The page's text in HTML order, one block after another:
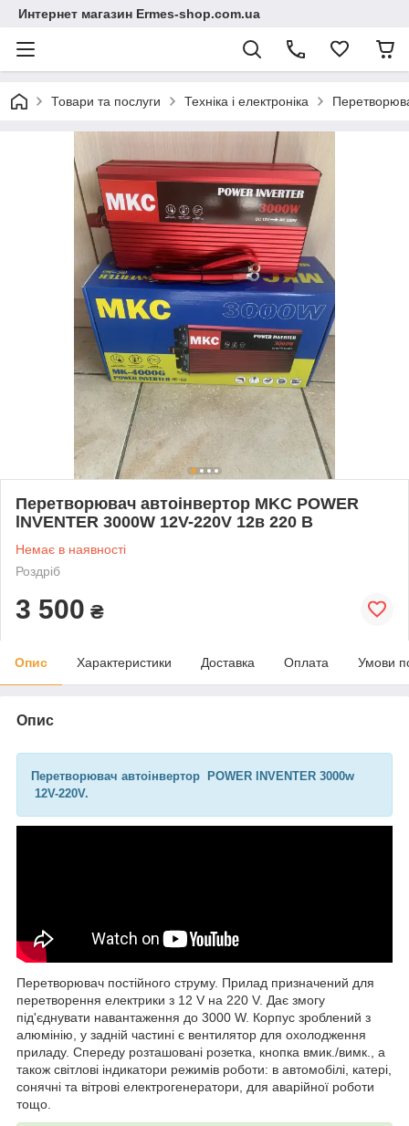
Интернет магазин Ermes-shop.com.ua
Товари та послуги Техніка і електроніка
Перетворювач автоінвертор MKC POWER
lNVENTER 3000W 12V-220V 12в 220 В
Немає в наявності
Роздріб
3 500 ₴
Опис Характеристики Доставка Оплата Умови
Опис
Перетворювач автоінвертор POWER lNVENTER 3000w
12V-220V.
Перетворювач постійного струму. Прилад призначений для
перетворення електрики з 12 V на 220 V. Дає змогу
під'єднувати навантаження до 3000 W. Корпус зроблений з
алюмінію, у задній частині є вентилятор для охолодження
приладу. Спереду розташовані розетка, кнопка вмик./вимк., а
також світлові індикатори режимів роботи: в автомобілі, катері,
сонячні та вітрові електрогенератори, для аварійної роботи
тощо.